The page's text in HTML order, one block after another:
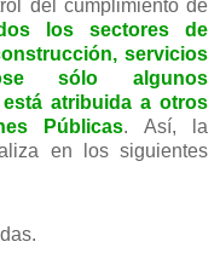
del cumplimiento de
los sectores de
servicios
sólo algunos
atribuida a otros
Públicas. Así, la
en los siguientes